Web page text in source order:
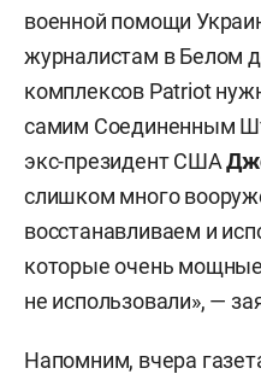
военной помощи
журналистам в Белом
комплексов Patriot
самим Соединенным
экс-президент США
слишком много
восстанавливаем и
которые очень
не использовали», —
Напомним, вчера